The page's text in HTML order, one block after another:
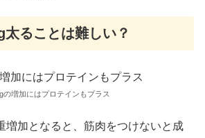
太ることは難しい？
の増加にはプロテインもプラス
増加となると、筋肉をつけないと成